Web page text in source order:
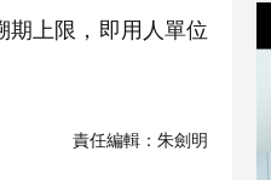
期上限，即用人單位
責任編輯： 朱劍明